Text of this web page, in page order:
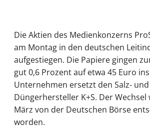
Die Aktien des Medienkonzerns
am Montag in den deutschen
aufgestiegen. Die Papiere gingen
gut 0,6 Prozent auf etwa 45 Euro
Unternehmen ersetzt den Salz- und
Düngerhersteller K+S. Der Wechsel
März von der Deutschen Börse
worden.